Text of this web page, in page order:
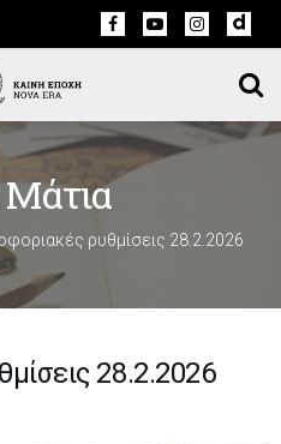
Μάτια
ρυθμίσεις 28.2.2026
28.2.2026